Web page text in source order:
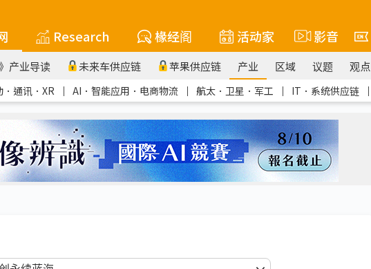
Research 椽经阁 活动家 影音
产业导读 未来车供应链 苹果供应链 产业 区域 议题 观点
．通讯．XR ｜ AI．智能应用．电商物流 ｜ 航太．卫星．军工 ｜ IT．系统供应链 ｜